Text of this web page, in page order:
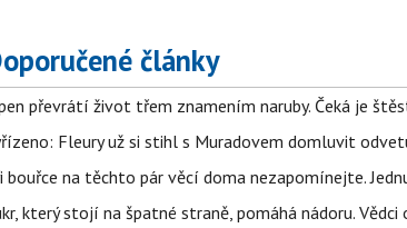
články
převrátí život třem znamením naruby. Čeká je
Fleury už si stihl s Muradovem domluvit
bouřce na těchto pár věcí doma nezapomínejte.
který stojí na špatné straně, pomáhá nádoru.